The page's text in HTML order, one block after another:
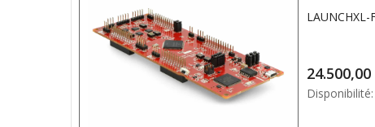
Disponibilité: